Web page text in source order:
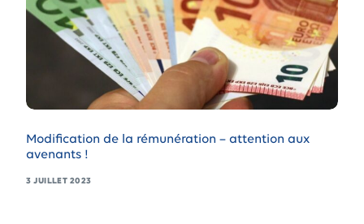
Modification de la rémunération – attention aux
avenants !
3 JUILLET 2023